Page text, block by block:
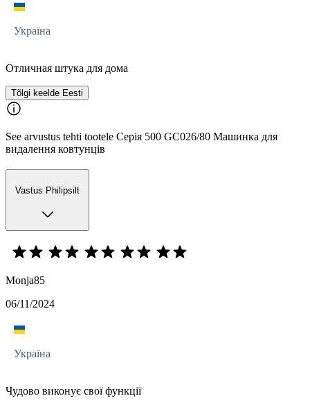
Україна
Отличная штука для дома
Tõlgi keelde Eesti
See arvustus tehti tootele Серія 500 GC026/80 Машинка для
видалення ковтунців
Vastus Philipsilt
Monja85
06/11/2024
Україна
Чудово виконує свої функції